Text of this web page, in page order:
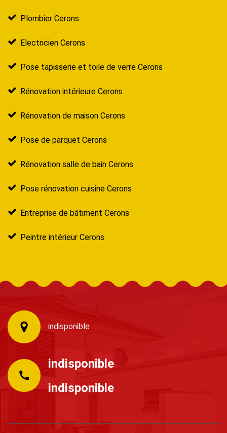
Plombier Cerons
Electricien Cerons
Pose tapisserie et toile de verre Cerons
Rénovation intérieure Cerons
Rénovation de maison Cerons
Pose de parquet Cerons
Rénovation salle de bain Cerons
Pose rénovation cuisine Cerons
Entreprise de bâtiment Cerons
Peintre intérieur Cerons
indisponible
indisponible
indisponible